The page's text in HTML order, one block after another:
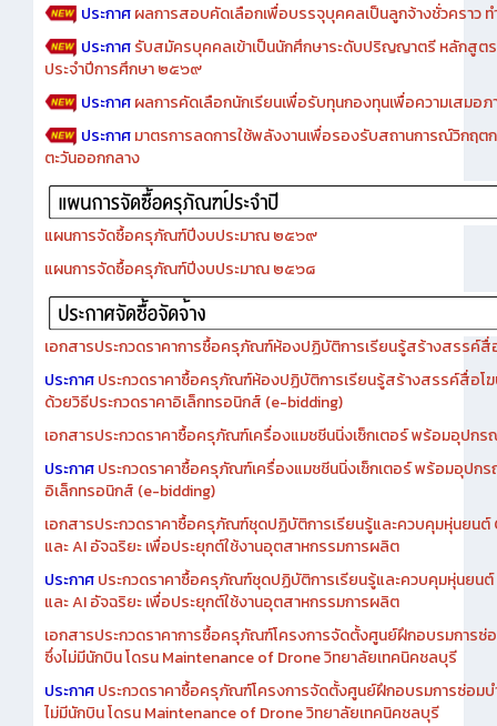
ประกาศผลการสอบคัดเลือกเพื่อบรรจุบุคคลเป็นลูกจ้างชั่วคราว ท
ประกาศรับสมัครบุคคลเข้าเป็นนักศึกษาระดับปริญญาตรี หลักสูต
ประจำปีการศึกษา ๒๕๖๙
ประกาศผลการคัดเลือกนักเรียนเพื่อรับทุนกองทุนเพื่อความเสมอ
ประกาศมาตรการลดการใช้พลังงานเพื่อรองรับสถานการณ์วิกฤ
ตะวันออกกลาง
แผนการจัดซื้อครุภัณฑ์ปีงบประมาณ ๒๕๖๙
แผนการจัดซื้อครุภัณฑ์ปีงบประมาณ ๒๕๖๘
เอกสารประกวดราคาการซื้อครุภัณฑ์ห้องปฏิบัติการเรียนรู้สร้างสรรค์
ประกาศประกวดราคาซื้อครุภัณฑ์ห้องปฏิบัติการเรียนรู้สร้างสรรค์สื่อโ
ด้วยวิธีประกวดราคาอิเล็กทรอนิกส์ (e-bidding)
เอกสารประกวดราคาซื้อครุภัณฑ์เครื่องแมชชีนนิ่งเซ็กเตอร์ พร้อมอุปก
ประกาศประกวดราคาซื้อครุภัณฑ์เครื่องแมชชีนนิ่งเซ็กเตอร์ พร้อมอุปก
อิเล็กทรอนิกส์ (e-bidding)
เอกสารประกวดราคาซื้อครุภัณฑ์ชุดปฏิบัติการเรียนรู้และควบคุมหุ่นยน
และ AI อัจฉริยะ เพื่อประยุกต์ใช้งานอุตสาหกรรมการผลิต
ประกาศประกวดราคาซื้อครุภัณฑ์ชุดปฏิบัติการเรียนรู้และควบคุมหุ่นยน
และ AI อัจฉริยะ เพื่อประยุกต์ใช้งานอุตสาหกรรมการผลิต
เอกสารประกวดราคาการซื้อครุภัณฑ์โครงการจัดตั้งศูนย์ฝึกอบรมการซ่
ซึ่งไม่มีนักบิน โดรน Maintenance of Drone วิทยาลัยเทคนิคชลบุรี
ประกาศประกวดราคาซื้อครุภัณฑ์โครงการจัดตั้งศูนย์ฝึกอบรมการซ่อมบ
ไม่มีนักบิน โดรน Maintenance of Drone วิทยาลัยเทคนิคชลบุรี